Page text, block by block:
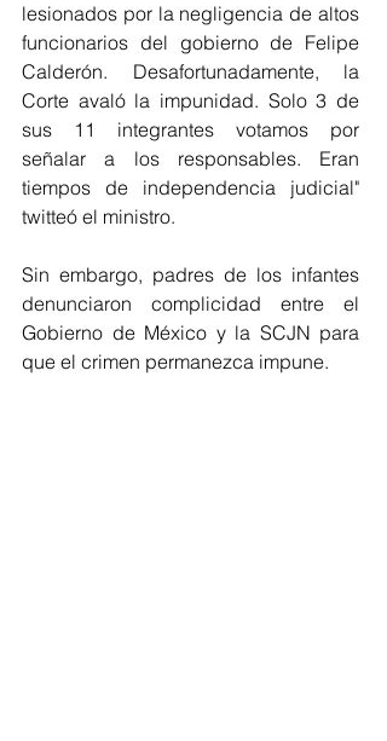
lesionados por la negligencia de altos
funcionarios del gobierno de Felipe
Calderón. Desafortunadamente, la
Corte avaló la impunidad. Solo 3 de
sus 11 integrantes votamos por
señalar a los responsables. Eran
tiempos de independencia judicial"
twitteó el ministro.
Sin embargo, padres de los infantes
denunciaron complicidad entre el
Gobierno de México y la SCJN para
que el crimen permanezca impune.